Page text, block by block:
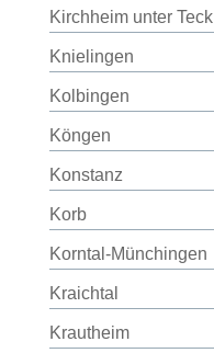
Kirchheim unter Teck
Knielingen
Kolbingen
Köngen
Konstanz
Korb
Korntal-Münchingen
Kraichtal
Krautheim